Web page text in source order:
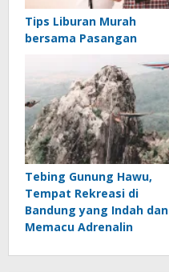
Tips Liburan Murah
bersama Pasangan
Tebing Gunung Hawu,
Tempat Rekreasi di
Bandung yang Indah dan
Memacu Adrenalin